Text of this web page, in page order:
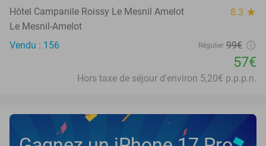
Hôtel Campanile Roissy Le Mesnil Amelot 8.3 star
Le Mesnil-Amelot
Vendu : 156
Régulier 99€
57€
Hors taxe de séjour d'environ 5,20€ p.p.p.n.